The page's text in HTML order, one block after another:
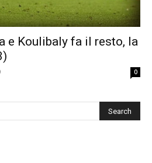
e Koulibaly fa il resto, la
0